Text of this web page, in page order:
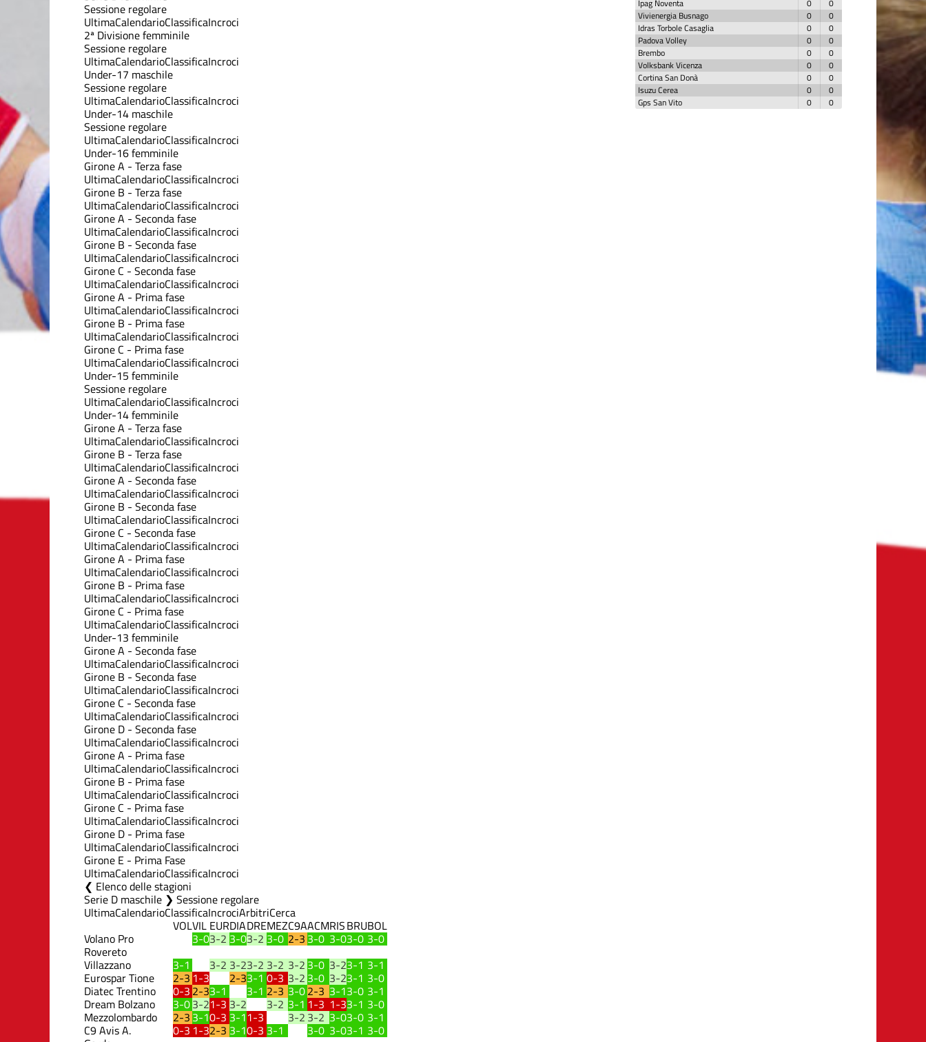
Sessione regolare
UltimaCalendarioClassificaIncroci
2ª Divisione femminile
Sessione regolare
UltimaCalendarioClassificaIncroci
Under-17 maschile
Sessione regolare
UltimaCalendarioClassificaIncroci
Under-14 maschile
Sessione regolare
UltimaCalendarioClassificaIncroci
Under-16 femminile
Girone A - Terza fase
UltimaCalendarioClassificaIncroci
Girone B - Terza fase
UltimaCalendarioClassificaIncroci
Girone A - Seconda fase
UltimaCalendarioClassificaIncroci
Girone B - Seconda fase
UltimaCalendarioClassificaIncroci
Girone C - Seconda fase
UltimaCalendarioClassificaIncroci
Girone A - Prima fase
UltimaCalendarioClassificaIncroci
Girone B - Prima fase
UltimaCalendarioClassificaIncroci
Girone C - Prima fase
UltimaCalendarioClassificaIncroci
Under-15 femminile
Sessione regolare
UltimaCalendarioClassificaIncroci
Under-14 femminile
Girone A - Terza fase
UltimaCalendarioClassificaIncroci
Girone B - Terza fase
UltimaCalendarioClassificaIncroci
Girone A - Seconda fase
UltimaCalendarioClassificaIncroci
Girone B - Seconda fase
UltimaCalendarioClassificaIncroci
Girone C - Seconda fase
UltimaCalendarioClassificaIncroci
Girone A - Prima fase
UltimaCalendarioClassificaIncroci
Girone B - Prima fase
UltimaCalendarioClassificaIncroci
Girone C - Prima fase
UltimaCalendarioClassificaIncroci
Under-13 femminile
Girone A - Seconda fase
UltimaCalendarioClassificaIncroci
Girone B - Seconda fase
UltimaCalendarioClassificaIncroci
Girone C - Seconda fase
UltimaCalendarioClassificaIncroci
Girone D - Seconda fase
UltimaCalendarioClassificaIncroci
Girone A - Prima fase
UltimaCalendarioClassificaIncroci
Girone B - Prima fase
UltimaCalendarioClassificaIncroci
Girone C - Prima fase
UltimaCalendarioClassificaIncroci
Girone D - Prima fase
UltimaCalendarioClassificaIncroci
Girone E - Prima Fase
UltimaCalendarioClassificaIncroci
Elenco delle stagioni
Serie D maschile ❯ Sessione regolare
UltimaCalendarioClassificaIncrociArbitriCerca
VOLVIL EURDIADREMEZC9AACMRISBRUBOL
Volano Pro
Rovereto
3-03-2 3-03-2 3-0 2-3 3-0 3-03-0 3-0
Villazzano
3-1 3-2 3-23-2 3-2 3-2 3-0 3-23-1 3-1
Eurospar Tione 2-3 1-3 2-33-1 0-3 3-2 3-0 3-23-1 3-0
Diatec Trentino 0-3 2-33-1 3-1 2-3 3-02-3 3-13-0 3-1
Dream Bolzano 3-03-21-3 3-2 3-2 3-1 1-3 1-33-1 3-0
Mezzolombardo 2-3 3-10-3 3-11-3 3-2 3-2 3-03-0 3-1
C9 Avis A. 0-3 1-32-3 3-10-3 3-1 3-0 3-03-1 3-0
Ipag Noventa
0
0
Vivienergia Busnago
0
0
Idras Torbole Casaglia
0
0
Padova Volley
0
0
Brembo
0
0
Volksbank Vicenza
0
0
Cortina San Donà
0
0
Isuzu Cerea
0
0
Gps San Vito
0 0